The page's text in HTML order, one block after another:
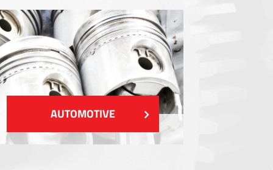
ZEIGEN MEHR
AUTOMOTIVE